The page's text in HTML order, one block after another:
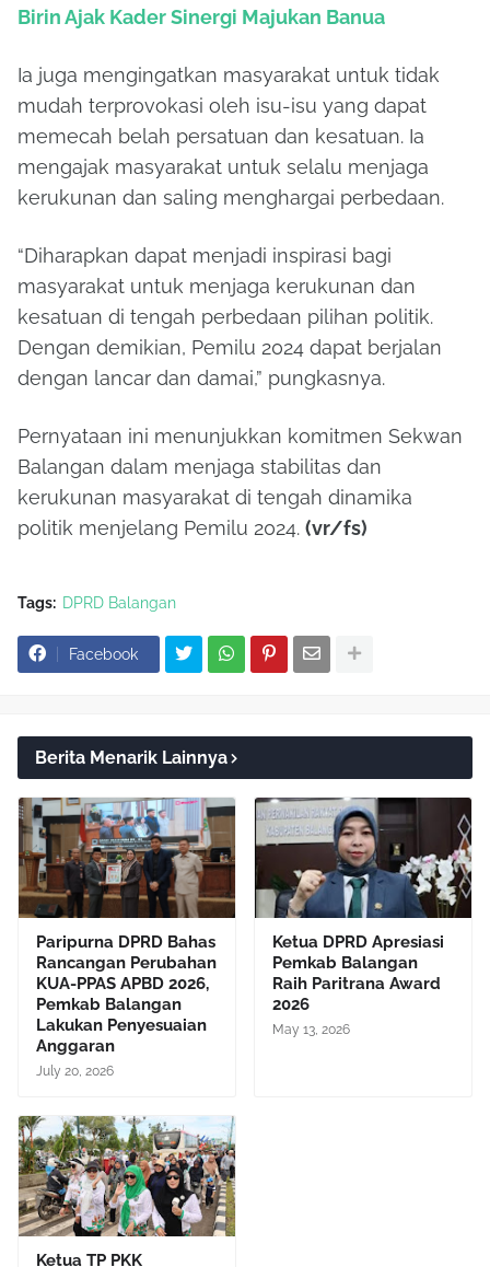
Birin Ajak Kader Sinergi Majukan Banua
Ia juga mengingatkan masyarakat untuk tidak
mudah terprovokasi oleh isu-isu yang dapat
memecah belah persatuan dan kesatuan. Ia
mengajak masyarakat untuk selalu menjaga
kerukunan dan saling menghargai perbedaan.
“Diharapkan dapat menjadi inspirasi bagi
masyarakat untuk menjaga kerukunan dan
kesatuan di tengah perbedaan pilihan politik.
Dengan demikian, Pemilu 2024 dapat berjalan
dengan lancar dan damai,” pungkasnya.
Pernyataan ini menunjukkan komitmen Sekwan
Balangan dalam menjaga stabilitas dan
kerukunan masyarakat di tengah dinamika
politik menjelang Pemilu 2024. (vr/fs)
Tags: DPRD Balangan
Facebook
Berita Menarik Lainnya
Paripurna DPRD Bahas
Rancangan Perubahan
KUA-PPAS APBD 2026,
Pemkab Balangan
Lakukan Penyesuaian
Anggaran
July 20, 2026
Ketua DPRD Apresiasi
Pemkab Balangan
Raih Paritrana Award
2026
May 13, 2026
Ketua TP PKK